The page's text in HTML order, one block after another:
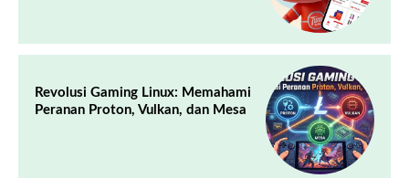
Revolusi Gaming Linux: Memahami
Peranan Proton, Vulkan, dan Mesa